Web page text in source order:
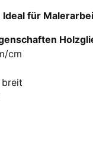
Ideal für
cm
breit